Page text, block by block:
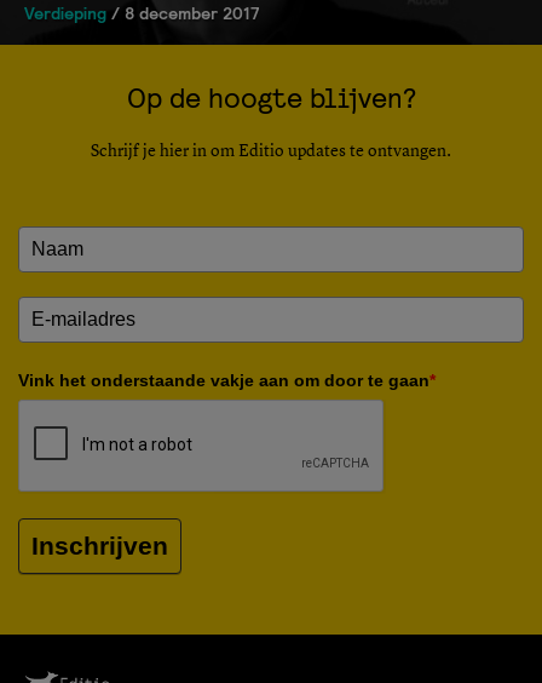
Verdieping / 8 december 2017
Op de hoogte blijven?
Schrijf je hier in om Editio updates te ontvangen.
Vink het onderstaande vakje aan om door te gaan*
Inschrijven